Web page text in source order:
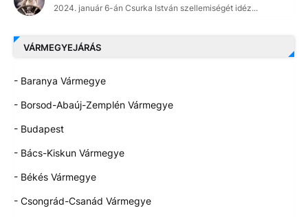
2024. január 6-án Csurka István szellemiségét idéz...
VÁRMEGYEJÁRÁS
- Baranya Vármegye
- Borsod-Abaúj-Zemplén Vármegye
- Budapest
- Bács-Kiskun Vármegye
- Békés Vármegye
- Csongrád-Csanád Vármegye